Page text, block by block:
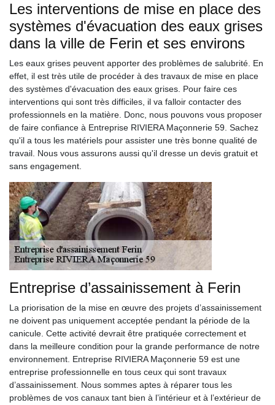
Les interventions de mise en place des
systèmes d'évacuation des eaux grises
dans la ville de Ferin et ses environs
Les eaux grises peuvent apporter des problèmes de salubrité. En
effet, il est très utile de procéder à des travaux de mise en place
des systèmes d'évacuation des eaux grises. Pour faire ces
interventions qui sont très difficiles, il va falloir contacter des
professionnels en la matière. Donc, nous pouvons vous proposer
de faire confiance à Entreprise RIVIERA Maçonnerie 59. Sachez
qu'il a tous les matériels pour assister une très bonne qualité de
travail. Nous vous assurons aussi qu'il dresse un devis gratuit et
sans engagement.
Entreprise d’assainissement à Ferin
La priorisation de la mise en œuvre des projets d’assainissement
ne doivent pas uniquement acceptée pendant la période de la
canicule. Cette activité devrait être pratiquée correctement et
dans la meilleure condition pour la grande performance de notre
environnement. Entreprise RIVIERA Maçonnerie 59 est une
entreprise professionnelle en tous ceux qui sont travaux
d’assainissement. Nous sommes aptes à réparer tous les
problèmes de vos canaux tant bien à l’intérieur et à l’extérieur de